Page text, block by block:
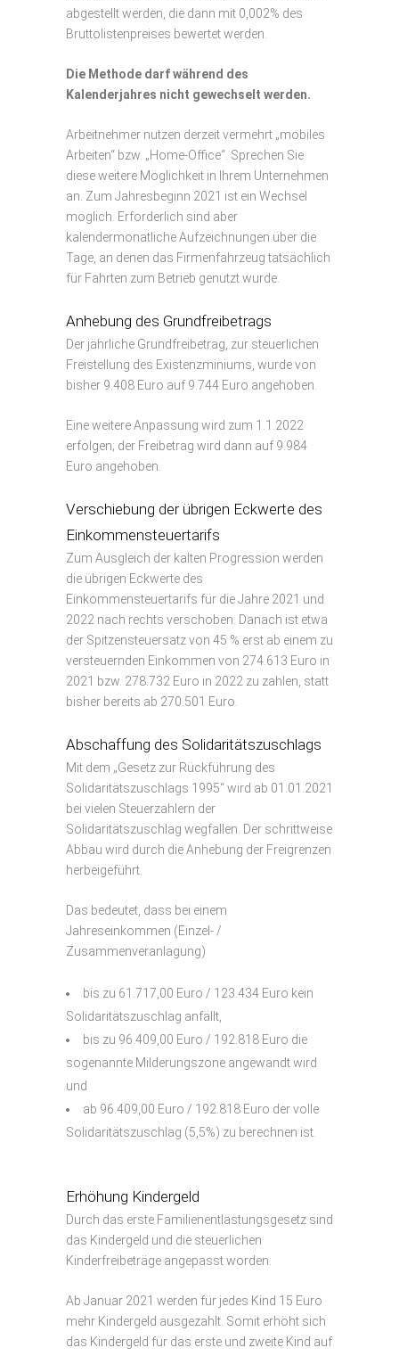
abgestellt werden, die dann mit 0,002% des
Bruttolistenpreises bewertet werden.
Die Methode darf während des
Kalenderjahres nicht gewechselt werden.
Arbeitnehmer nutzen derzeit vermehrt „mobiles
Arbeiten“ bzw. „Home-Office“. Sprechen Sie
diese weitere Möglichkeit in Ihrem Unternehmen
an. Zum Jahresbeginn 2021 ist ein Wechsel
möglich. Erforderlich sind aber
kalendermonatliche Aufzeichnungen über die
Tage, an denen das Firmenfahrzeug tatsächlich
für Fahrten zum Betrieb genutzt wurde.
Anhebung des Grundfreibetrags
Der jährliche Grundfreibetrag, zur steuerlichen
Freistellung des Existenzminiums, wurde von
bisher 9.408 Euro auf 9.744 Euro angehoben.
Eine weitere Anpassung wird zum 1.1.2022
erfolgen; der Freibetrag wird dann auf 9.984
Euro angehoben.
Verschiebung der übrigen Eckwerte des
Einkommensteuertarifs
Zum Ausgleich der kalten Progression werden
die übrigen Eckwerte des
Einkommensteuertarifs für die Jahre 2021 und
2022 nach rechts verschoben. Danach ist etwa
der Spitzensteuersatz von 45 % erst ab einem zu
versteuernden Einkommen von 274.613 Euro in
2021 bzw. 278.732 Euro in 2022 zu zahlen, statt
bisher bereits ab 270.501 Euro.
Abschaffung des Solidaritätszuschlags
Mit dem „Gesetz zur Rückführung des
Solidaritätszuschlags 1995“ wird ab 01.01.2021
bei vielen Steuerzahlern der
Solidaritätszuschlag wegfallen. Der schrittweise
Abbau wird durch die Anhebung der Freigrenzen
herbeigeführt.
Das bedeutet, dass bei einem
Jahreseinkommen (Einzel- /
Zusammenveranlagung)
bis zu 61.717,00 Euro / 123.434 Euro kein
Solidaritätszuschlag anfällt,
bis zu 96.409,00 Euro / 192.818 Euro die
sogenannte Milderungszone angewandt wird
und
ab 96.409,00 Euro / 192.818 Euro der volle
Solidaritätszuschlag (5,5%) zu berechnen ist.
Erhöhung Kindergeld
Durch das erste Familienentlastungsgesetz sind
das Kindergeld und die steuerlichen
Kinderfreibeträge angepasst worden.
Ab Januar 2021 werden für jedes Kind 15 Euro
mehr Kindergeld ausgezahlt. Somit erhöht sich
das Kindergeld für das erste und zweite Kind auf